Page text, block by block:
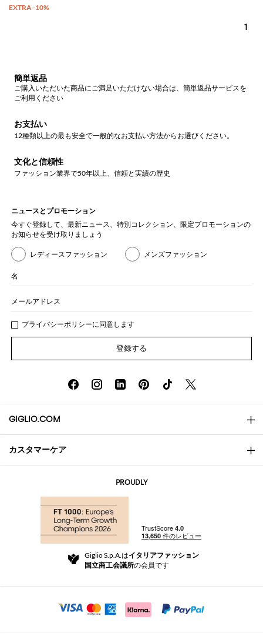
1
簡単返品
ご購入いただいた商品にご満足いただけない場合は、簡単返品サービスを
ご利用ください
お支払い
12種類以上の最も安全で一般的なお支払い方法からお選びください。
文化と信頼性
ファッション業界で50年以上、信頼と実績の歴史
ニュースとプロモーション
今すぐ登録して、最新ニュース、特別コレクション、限定プロモーションの
お知らせを受け取りましょう
レディースファッション メンズファッション
名
メールアドレス
プライバシーポリシーに同意します
登録する
GIGLIO.COM
会社概要
Community Store
Beauty Seekers VIP Club
カスタマーケア
返品と返金
For a safe shopping experience
Security Communication
PROUDLY
Giglio S.p.A.はイタリアファッション
国立商工会議所の会員です